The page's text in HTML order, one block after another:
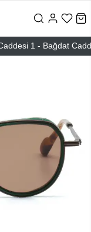
1 - Bağdat